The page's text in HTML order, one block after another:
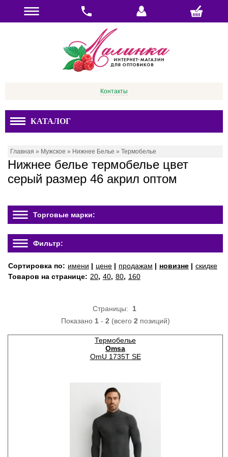
Контакты
КАТАЛОГ
Главная » Мужское » Нижнее Белье » Термобелье
Нижнее белье термобелье цвет
серый размер 46 акрил оптом
Торговые марки:
Фильтр:
Сортировка по: имени | цене | продажам | новизне | скидке
Товаров на странице: 20, 40, 80, 160
Страницы: 1
Показано 1- 2 (всего 2 позиций)
Термобелье
Omsa
OmU 1735T SE